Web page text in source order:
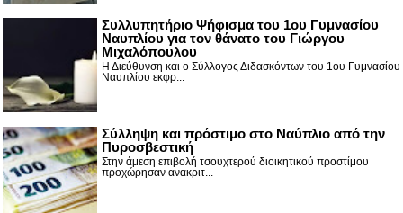
Συλλυπητήριο Ψήφισμα του 1ου Γυμνασίου
Ναυπλίου για τον θάνατο του Γιώργου
Μιχαλόπουλου
Η Διεύθυνση και ο Σύλλογος Διδασκόντων του 1ου Γυμνασίου
Ναυπλίου εκφρ...
Σύλληψη και πρόστιμο στο Ναύπλιο από την
Πυροσβεστική
Στην άμεση επιβολή τσουχτερού διοικητικού προστίμου
προχώρησαν ανακριτ...